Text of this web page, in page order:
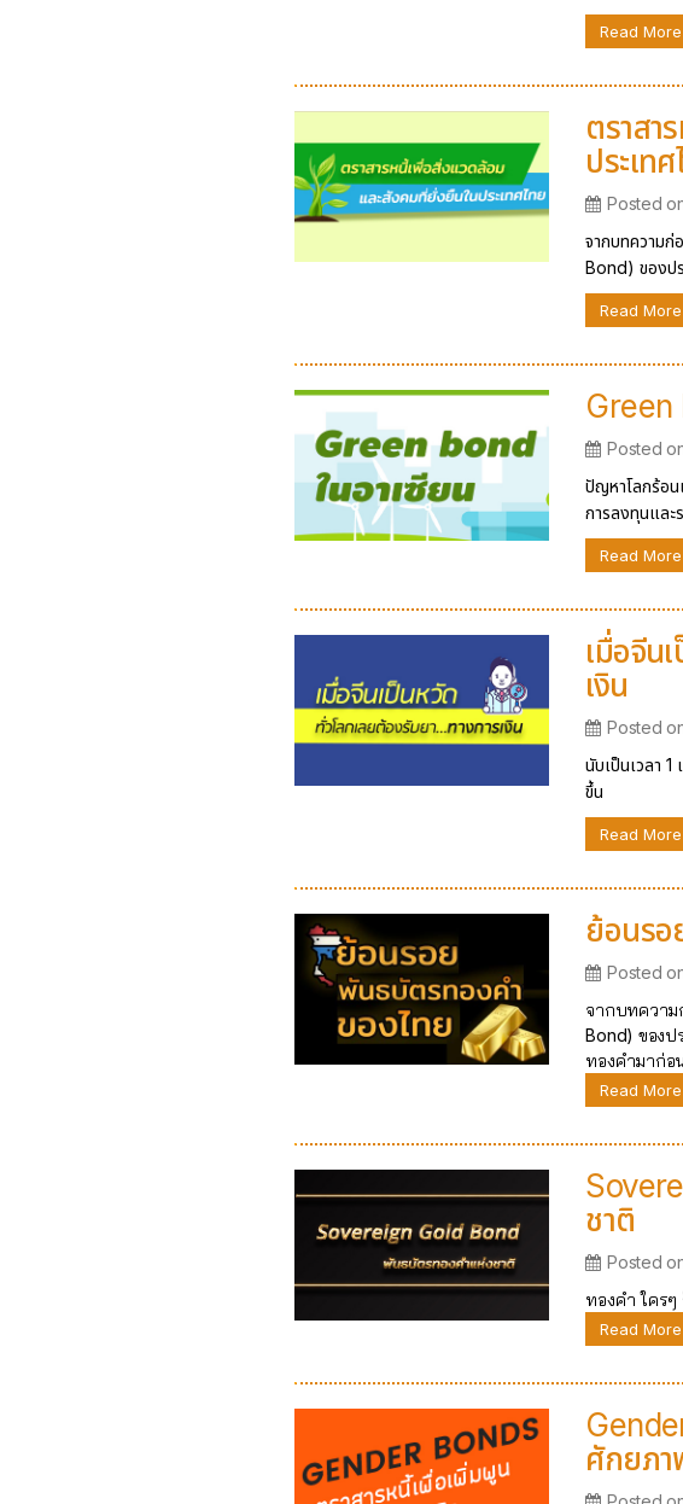
Read
ตราสา
ประเท
Posted
จากบทความ
Bond) ของปร
Read
Green
Posted
ปัญหาโลกร้อน
การลงทุนและ
Read
เมื่อจีน
เงิน
Posted
นับเป็นเวลา 1
ขึ้น
Read
ย้อนรอ
Posted
จากบทความ
Bond) ของป
ทองคำมาก่อ
Read
ชาติ
Posted
ทองคำ ใคร
Read
ศักยภ